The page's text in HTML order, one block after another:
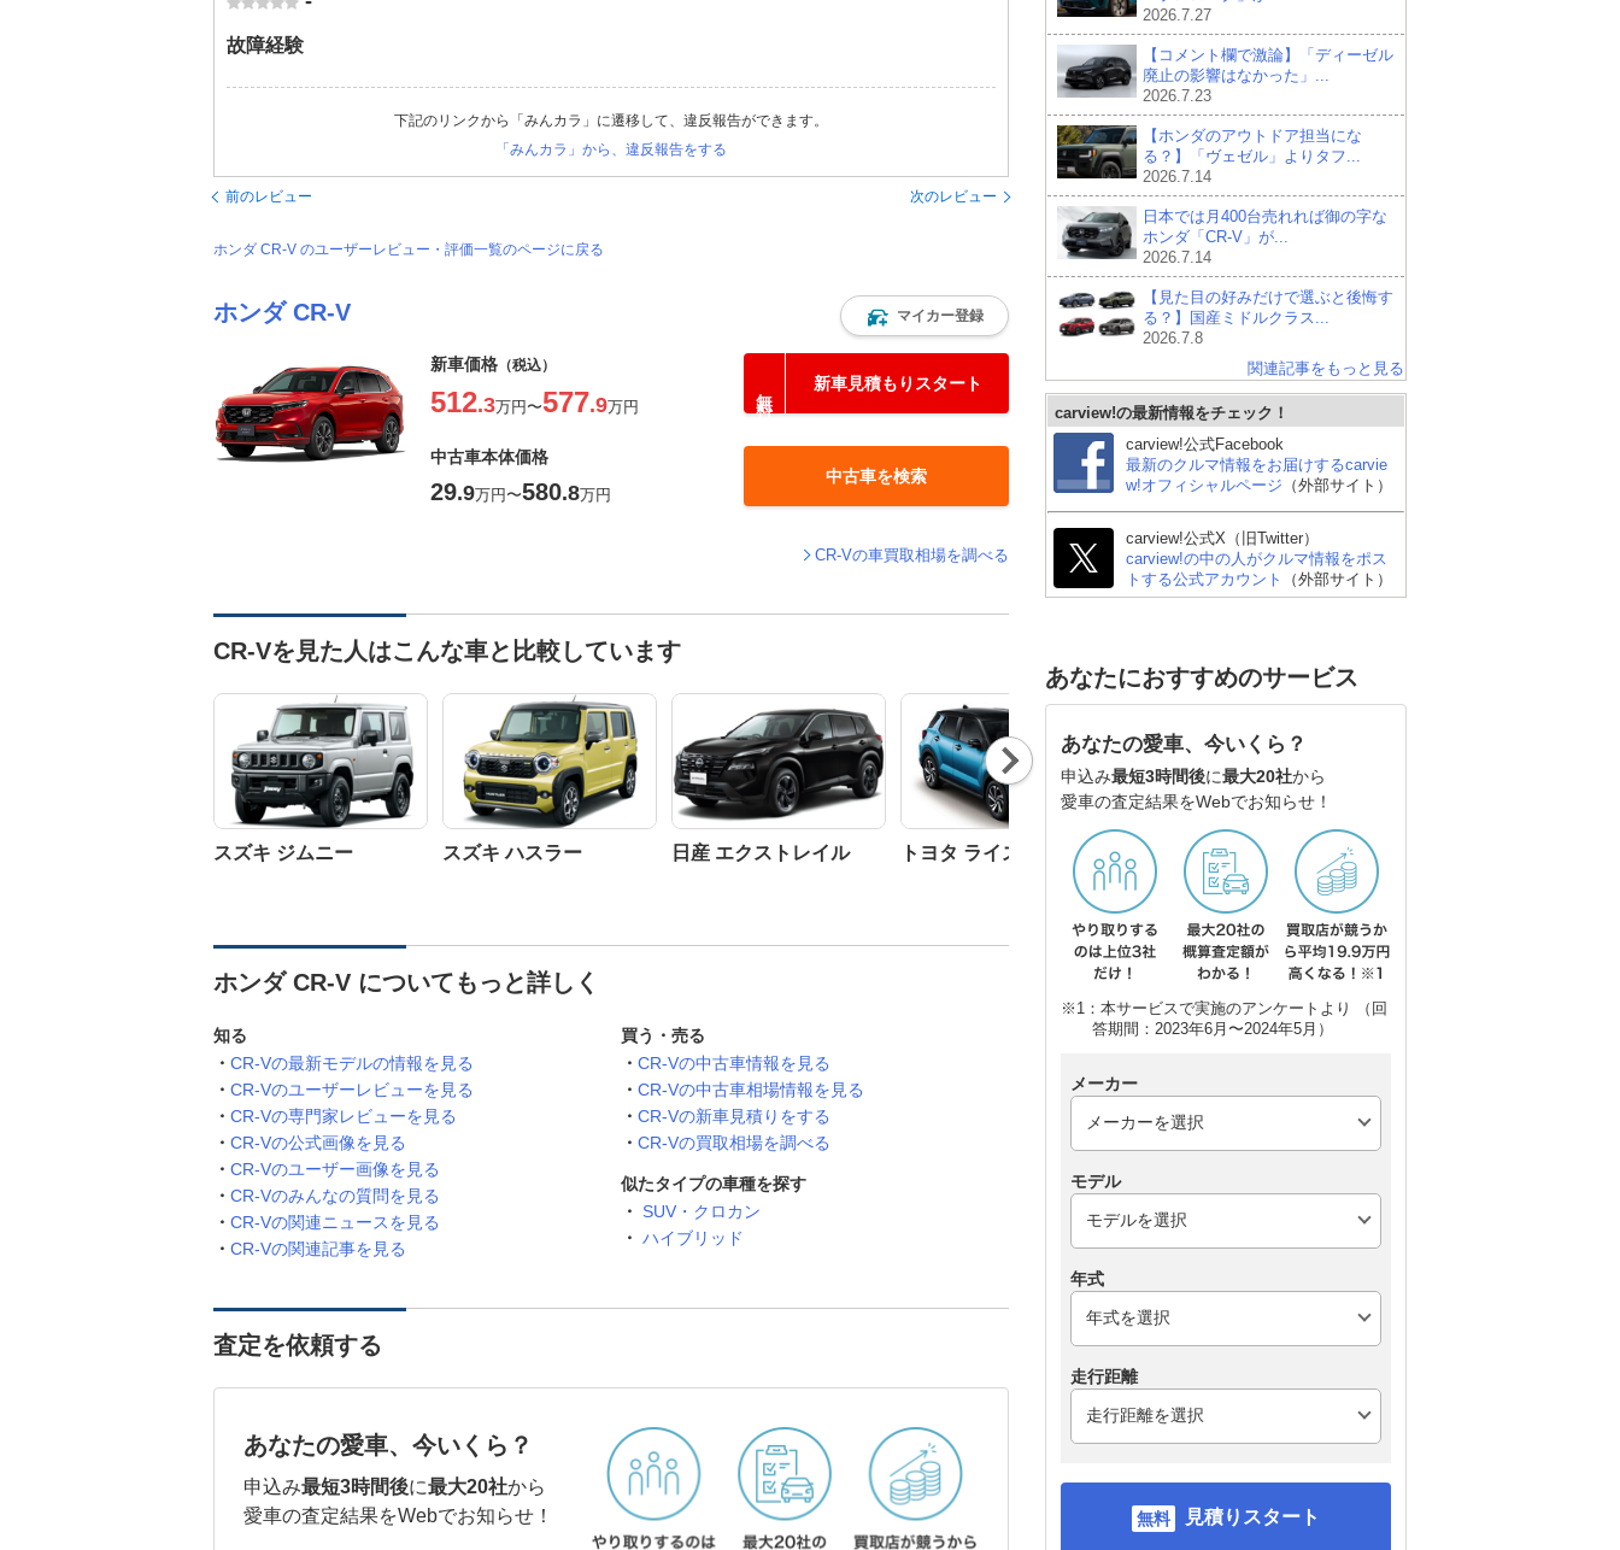
故障経験
下記のリンクから「みんカラ」に遷移して、違反報告ができます。
「みんカラ」から、違反報告をする
前のレビュー 次のレビュー
ホンダ CR-V のユーザーレビュー・評価一覧のページに戻る
ホンダ CR-V マイカー登録
新車価格 （税込）
512.3万円〜577.9万円
新車見積もりスタート
中古車本体価格
29.9万円〜580.8万円
中古車を検索
CR-Vの車買取相場を調べる
CR-Vを見た人はこんな車と比較しています
スズキ ジムニー スズキ ハスラー 日産 エクストレイル トヨタ ライズ スバル フォレスター
トヨタ ハリアーハイブ
リッド
Nex
t
ホンダ CR-V についてもっと詳しく
知る
CR-Vの最新モデルの情報を見る
CR-Vのユーザーレビューを見る
CR-Vの専門家レビューを見る
CR-Vの公式画像を見る
CR-Vのユーザー画像を見る
CR-Vのみんなの質問を見る
CR-Vの関連ニュースを見る
CR-Vの関連記事を見る
買う・売る
CR-Vの中古車情報を見る
CR-Vの中古車相場情報を見る
CR-Vの新車見積りをする
CR-Vの買取相場を調べる
似たタイプの車種を探す
SUV・クロカン
ハイブリッド
査定を依頼する
あなたの愛車、今いくら？
申込み最短3時間後に最大20社から
愛車の査定結果をWebでお知らせ！
2026.7.27
【コメント欄で激論】「ディーゼル
廃止の影響はなかった」...
2026.7.23
【ホンダのアウトドア担当にな
る？】「ヴェゼル」よりタフ...
2026.7.14
日本では月400台売れれば御の字な
ホンダ「CR-V」が...
2026.7.14
【見た目の好みだけで選ぶと後悔す
る？】国産ミドルクラス...
2026.7.8
関連記事をもっと見る
carview!の最新情報をチェック！
carview!公式Facebook
最新のクルマ情報をお届けするcarvie
w!オフィシャルページ （外部サイト）
carview!公式X（旧Twitter）
carview!の中の人がクルマ情報をポス
トする公式アカウント
（外部サイト）
あなたにおすすめのサービス
あなたの愛車、今いくら？
申込み最短3時間後に最大20社から
愛車の査定結果をWebでお知らせ！
※1：本サービスで実施のアンケートより （回
答期間：2023年6月〜2024年5月）
メーカー
モデル
年式
走行距離
見積りスタート